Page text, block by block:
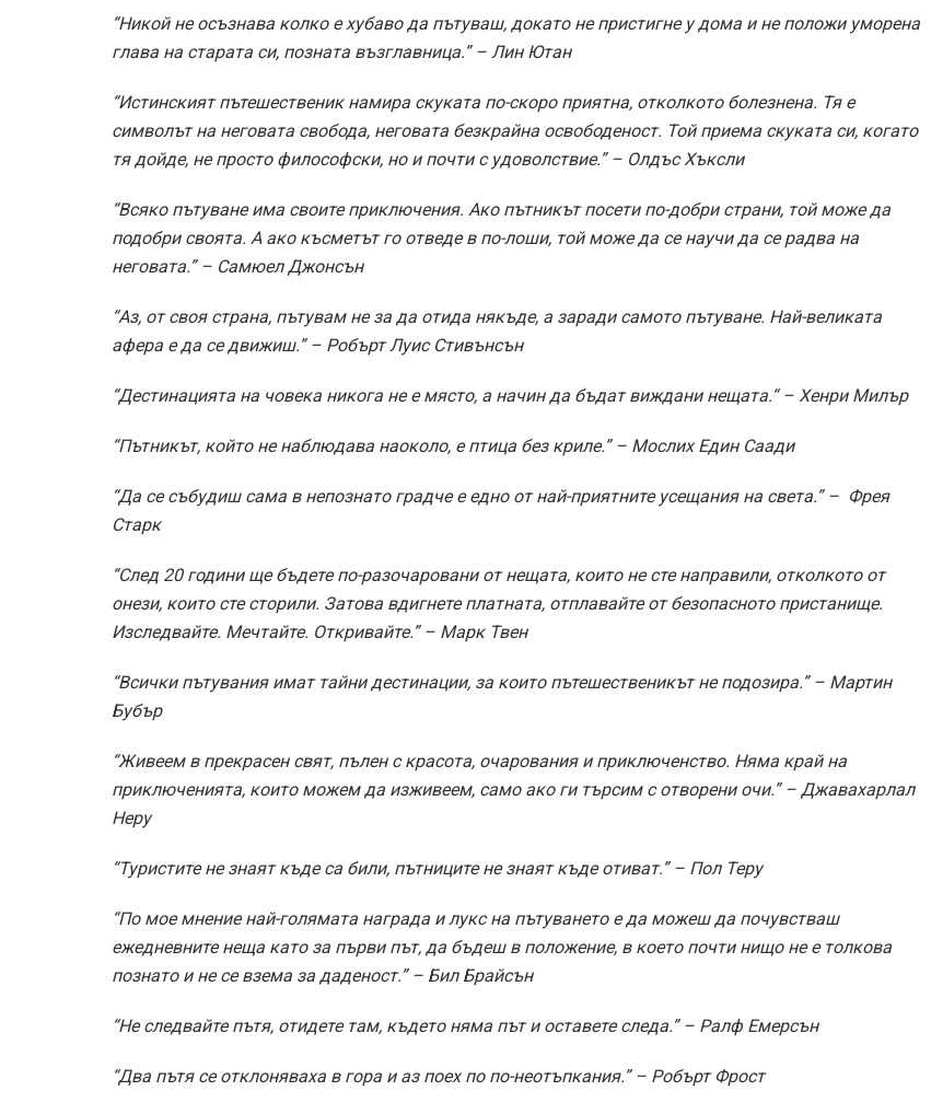
“Никой не осъзнава колко е хубаво да пътуваш, докато не пристигне у дома и не положи уморена
глава на старата си, позната възглавница.” – Лин Ютан
“Истинският пътешественик намира скуката по-скоро приятна, отколкото болезнена. Тя е
символът на неговата свобода, неговата безкрайна освободеност. Той приема скуката си, когато
тя дойде, не просто философски, но и почти с удоволствие.” – Олдъс Хъксли
“Всяко пътуване има своите приключения. Ако пътникът посети по-добри страни, той може да
подобри своята. А ако късметът го отведе в по-лоши, той може да се научи да се радва на
неговата.” – Самюел Джонсън
“Аз, от своя страна, пътувам не за да отида някъде, а заради самото пътуване. Най-великата
афера е да се движиш.” – Робърт Луис Стивънсън
“Дестинацията на човека никога не е място, а начин да бъдат виждани нещата.“ – Хенри Милър
“Пътникът, който не наблюдава наоколо, е птица без криле.” – Мослих Един Саади
“Да се събудиш сама в непознато градче е едно от най-приятните усещания на света.” – Фрея
Старк
“След 20 години ще бъдете по-разочаровани от нещата, които не сте направили, отколкото от
онези, които сте сторили. Затова вдигнете платната, отплавайте от безопасното пристанище.
Изследвайте. Мечтайте. Откривайте.” – Марк Твен
“Всички пътувания имат тайни дестинации, за които пътешественикът не подозира.” – Мартин
Бубър
“Живеем в прекрасен свят, пълен с красота, очарования и приключенство. Няма край на
приключенията, които можем да изживеем, само ако ги търсим с отворени очи.” – Джавахарлал
Неру
“Туристите не знаят къде са били, пътниците не знаят къде отиват.” – Пол Теру
“По мое мнение най-голямата награда и лукс на пътуването е да можеш да почувстваш
ежедневните неща като за първи път, да бъдеш в положение, в което почти нищо не е толкова
познато и не се взема за даденост.” – Бил Брайсън
“Не следвайте пътя, отидете там, където няма път и оставете следа.” – Ралф Емерсън
“Два пътя се отклоняваха в гора и аз поех по по-неотъпкания.” – Робърт Фрост